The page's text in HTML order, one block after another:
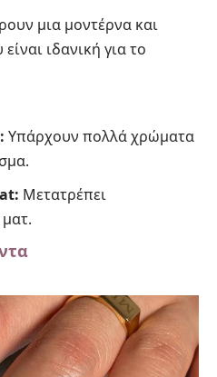
μια μοντέρνα και
ιδανική για το
Υπάρχουν πολλά χρώματα
Μετατρέπει